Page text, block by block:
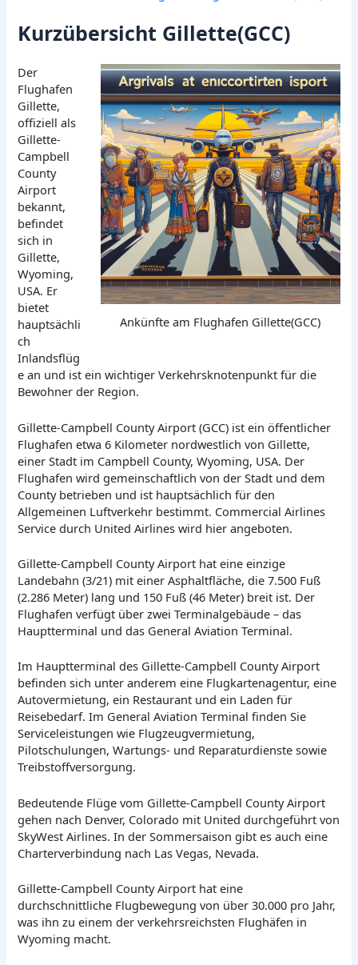
Kurzübersicht Gillette(GCC)
Ankünfte am Flughafen Gillette(GCC)
Der
Flughafen
Gillette,
offiziell als
Gillette-
Campbell
County
Airport
bekannt,
befindet
sich in
Gillette,
Wyoming,
USA. Er
bietet
hauptsächli
ch
Inlandsflüg
e an und ist ein wichtiger Verkehrsknotenpunkt für die
Bewohner der Region.
Gillette-Campbell County Airport (GCC) ist ein öffentlicher
Flughafen etwa 6 Kilometer nordwestlich von Gillette,
einer Stadt im Campbell County, Wyoming, USA. Der
Flughafen wird gemeinschaftlich von der Stadt und dem
County betrieben und ist hauptsächlich für den
Allgemeinen Luftverkehr bestimmt. Commercial Airlines
Service durch United Airlines wird hier angeboten.
Gillette-Campbell County Airport hat eine einzige
Landebahn (3/21) mit einer Asphaltfläche, die 7.500 Fuß
(2.286 Meter) lang und 150 Fuß (46 Meter) breit ist. Der
Flughafen verfügt über zwei Terminalgebäude – das
Hauptterminal und das General Aviation Terminal.
Im Hauptterminal des Gillette-Campbell County Airport
befinden sich unter anderem eine Flugkartenagentur, eine
Autovermietung, ein Restaurant und ein Laden für
Reisebedarf. Im General Aviation Terminal finden Sie
Serviceleistungen wie Flugzeugvermietung,
Pilotschulungen, Wartungs- und Reparaturdienste sowie
Treibstoffversorgung.
Bedeutende Flüge vom Gillette-Campbell County Airport
gehen nach Denver, Colorado mit United durchgeführt von
SkyWest Airlines. In der Sommersaison gibt es auch eine
Charterverbindung nach Las Vegas, Nevada.
Gillette-Campbell County Airport hat eine
durchschnittliche Flugbewegung von über 30.000 pro Jahr,
was ihn zu einem der verkehrsreichsten Flughäfen in
Wyoming macht.